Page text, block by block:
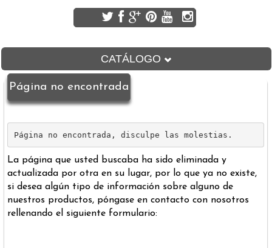
CATÁLOGO
DAVID CARSON
CERÁMICA ARTESANAL
HIDRÁULICOS
PIEZAS COMPLEMENTARIAS
FORMATOS
ÁREA PRIVADA
Página no encontrada
La página que usted buscaba ha sido eliminada y
actualizada por otra en su lugar, por lo que ya no existe,
si desea algún tipo de información sobre alguno de
nuestros productos, póngase en contacto con nosotros
rellenando el siguiente formulario: